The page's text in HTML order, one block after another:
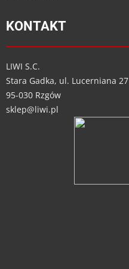
KONTAKT
LIWI S.C.
Stara Gadka, ul. Lucerniana 27
95-030 Rzgów
sklep@liwi.pl